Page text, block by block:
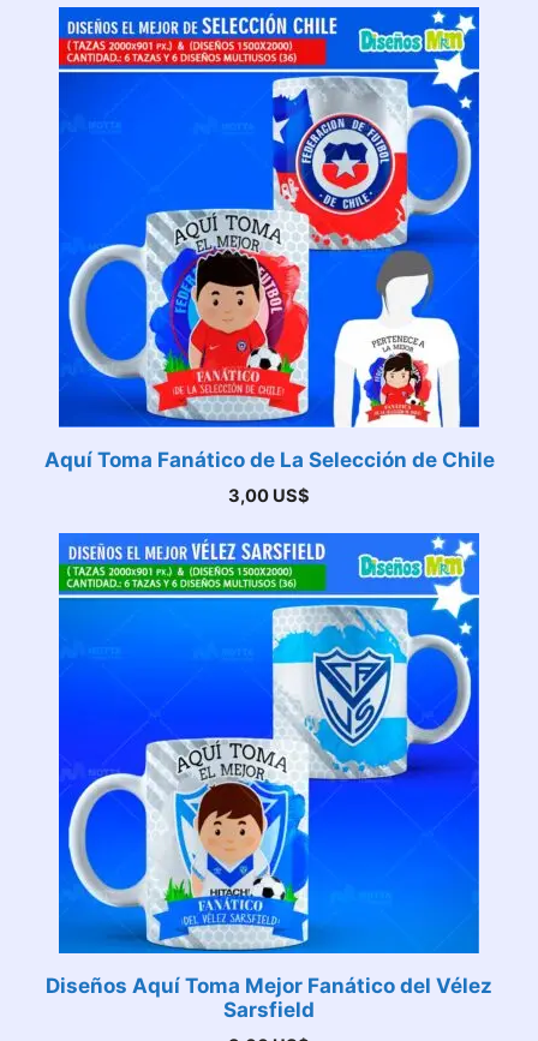
Aquí Toma Fanático de La Selección de Chile
3,00 US$
Diseños Aquí Toma Mejor Fanático del Vélez
Sarsfield